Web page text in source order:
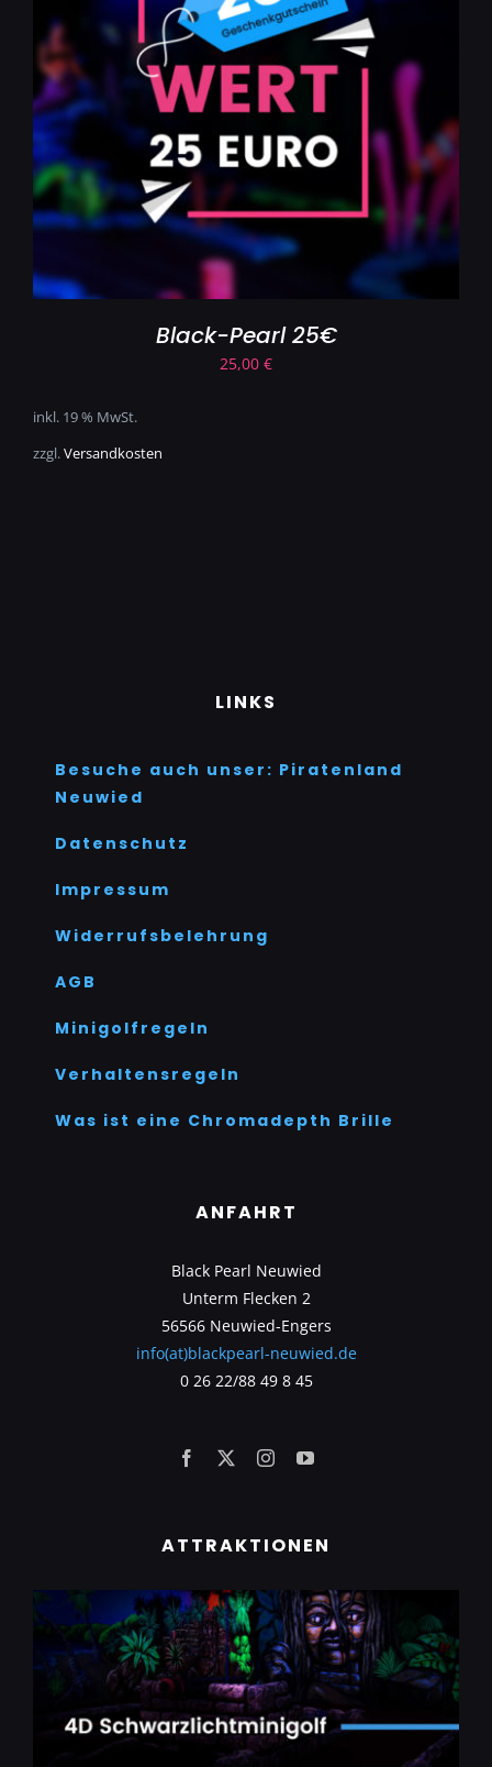
Black-Pearl 25€
25,00 €
inkl. 19 % MwSt.
zzgl.Versandkosten
LINKS
Besuche auch unser: Piratenland
Neuwied
Datenschutz
Impressum
Widerrufsbelehrung
AGB
Minigolfregeln
Verhaltensregeln
Was ist eine Chromadepth Brille
ANFAHRT
Black Pearl Neuwied
Unterm Flecken 2
56566 Neuwied-Engers
info(at)blackpearl-neuwied.de
0 26 22/88 49 8 45
ATTRAKTIONEN